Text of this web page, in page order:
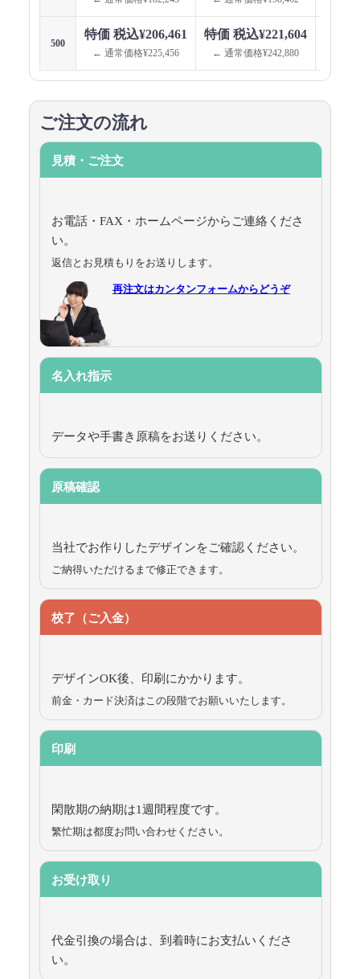
500
特価 税込¥206,461
← 通常価格¥225,456
特価 税込¥221,604
← 通常価格¥242,880
ご注文の流れ
見積・ご注文
お電話・FAX・ホームページからご連絡くださ
い。
返信とお見積もりをお送りします。
再注文はカンタンフォームからどうぞ
名入れ指示
データや手書き原稿をお送りください。
原稿確認
当社でお作りしたデザインをご確認ください。
ご納得いただけるまで修正できます。
校了（ご入金）
デザインOK後、印刷にかかります。
前金・カード決済はこの段階でお願いいたします。
印刷
閑散期の納期は1週間程度です。
繁忙期は都度お問い合わせください。
お受け取り
代金引換の場合は、到着時にお支払いくださ
い。